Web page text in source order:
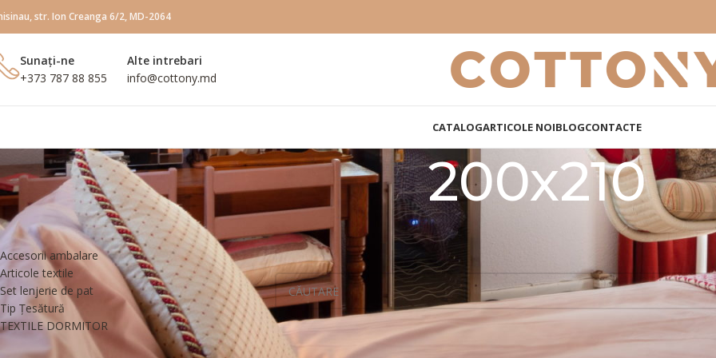
str. Ion Creanga 6/2, MD-2064
Sunați-ne
+373 787 88 855
Alte intrebari
info@сottony.md
CATALOGARTICOLE NOIBLOGCONTACTE
200x210
CATEGORII DE PRODUSE
Accesorii ambalare
Articole textile
Set lenjerie de pat
Tip Țesătură
TEXTILE DORMITOR
Prima pagină Product Dimensiuni 200x210
Nu a fost găsit niciun produs care să se potrivească cu selecția ta.